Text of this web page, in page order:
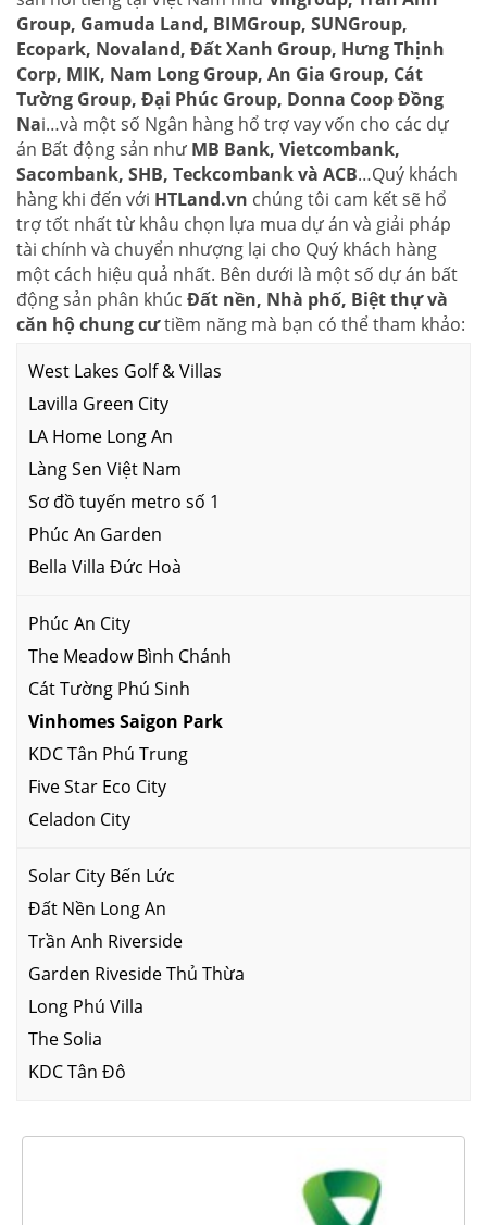
Group, Gamuda Land, BIMGroup, SUNGroup,
Ecopark, Novaland, Đất Xanh Group, Hưng Thịnh
Corp, MIK, Nam Long Group, An Gia Group, Cát
Tường Group, Đại Phúc Group, Donna Coop Đồng
Nai…và một số Ngân hàng hổ trợ vay vốn cho các dự
án Bất động sản như MB Bank, Vietcombank,
Sacombank, SHB, Teckcombank và ACB…Quý khách
hàng khi đến với HTLand.vn chúng tôi cam kết sẽ hổ
trợ tốt nhất từ khâu chọn lựa mua dự án và giải pháp
tài chính và chuyển nhượng lại cho Quý khách hàng
một cách hiệu quả nhất. Bên dưới là một số dự án bất
động sản phân khúc Đất nền, Nhà phố, Biệt thự và
căn hộ chung cưtiềm năng mà bạn có thể tham khảo:
West Lakes Golf & Villas
Lavilla Green City
LA Home Long An
Làng Sen Việt Nam
Sơ đồ tuyến metro số 1
Phúc An Garden
Bella Villa Đức Hoà
Phúc An City
The Meadow Bình Chánh
Cát Tường Phú Sinh
Vinhomes Saigon Park
KDC Tân Phú Trung
Five Star Eco City
Celadon City
Solar City Bến Lức
Đất Nền Long An
Trần Anh Riverside
Garden Riveside Thủ Thừa
Long Phú Villa
The Solia
KDC Tân Đô